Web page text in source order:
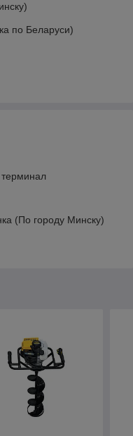
по Беларуси)
терминал
(По городу Минску)